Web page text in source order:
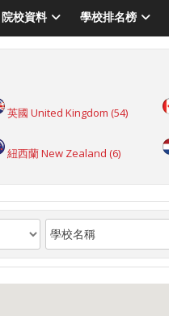
院校資料 學校排名榜
英國 United Kingdom (54)
紐西蘭 New Zealand (6)